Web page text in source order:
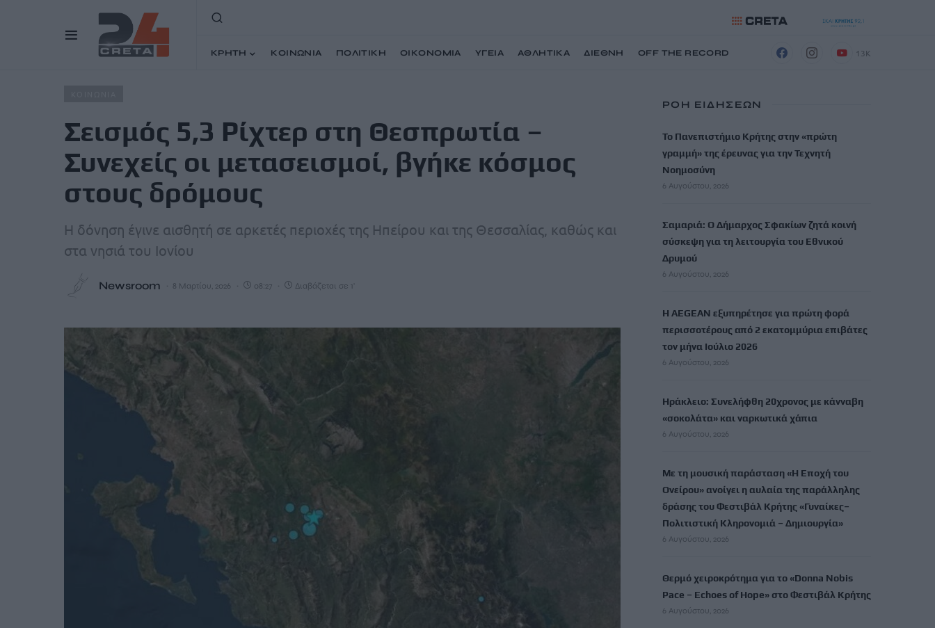
ΚΡΗΤΗ ΚΟΙΝΩΝΙΑ ΠΟΛΙΤΙΚΗ ΟΙΚΟΝΟΜΙΑ ΥΓΕΙΑ ΑΘΛΗΤΙΚΑ ΔΙΕΘΝΗ OFF THE RECORD 13K
Σεισμός 5,3 Ρίχτερ στη Θεσπρωτία –
Συνεχείς οι μετασεισμοί, βγήκε κόσμος
στους δρόμους
H δόνηση έγινε αισθητή σε αρκετές περιοχές της Ηπείρου και της Θεσσαλίας, καθώς και
στα νησιά του Ιονίου
Newsroom 8 Μαρτίου, 2026 08:27 Διαβάζεται σε 1'
ΡΟΗ ΕΙΔΗΣΕΩΝ
Το Πανεπιστήμιο Κρήτης στην «πρώτη
γραμμή» της έρευνας για την Τεχνητή
Νοημοσύνη
6 Αυγούστου, 2026
Σαμαριά: Ο Δήμαρχος Σφακίων ζητά κοινή
σύσκεψη για τη λειτουργία του Εθνικού
Δρυμού
6 Αυγούστου, 2026
Η AEGEAN εξυπηρέτησε για πρώτη φορά
περισσοτέρους από 2 εκατομμύρια επιβάτες
τον μήνα Ιούλιο 2026
6 Αυγούστου, 2026
Ηράκλειο: Συνελήφθη 20χρονος με κάνναβη
«σοκολάτα» και ναρκωτικά χάπια
6 Αυγούστου, 2026
Με τη μουσική παράσταση «Η Εποχή του
Ονείρου» ανοίγει η αυλαία της παράλληλης
δράσης του Φεστιβάλ Κρήτης «Γυναίκες–
Πολιτιστική Κληρονομιά – Δημιουργία»
6 Αυγούστου, 2026
Θερμό χειροκρότημα για το «Donna Nobis
Pace – Echoes of Hope» στο Φεστιβάλ Κρήτης
6 Αυγούστου, 2026